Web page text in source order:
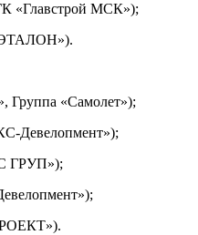
«Главстрой МСК»);
«Самолет»);
Девелопмент»);
ГРУП»);